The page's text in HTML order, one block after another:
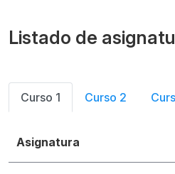
Listado de
Curso 1 Curso 2
Asignatura